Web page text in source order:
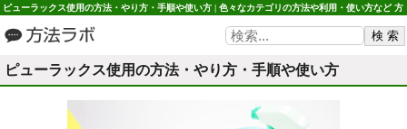
ピューラックス使用の方法・やり方・手順や使い方 | 色々なカテゴリの方法や利用・使い方など 方
ピューラックス使用の方法・やり方・手順や使い方